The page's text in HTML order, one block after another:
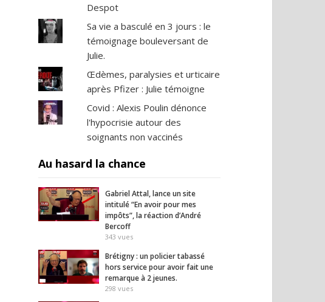
Despot
Sa vie a basculé en 3 jours : le
témoignage bouleversant de
Julie.
Œdèmes, paralysies et urticaire
après Pfizer : Julie témoigne
Covid : Alexis Poulin dénonce
l'hypocrisie autour des
soignants non vaccinés
Au hasard la chance
Gabriel Attal, lance un site
intitulé “En avoir pour mes
impôts”, la réaction d’André
Bercoff
343 vues
Brétigny : un policier tabassé
hors service pour avoir fait une
remarque à 2 jeunes.
298 vues